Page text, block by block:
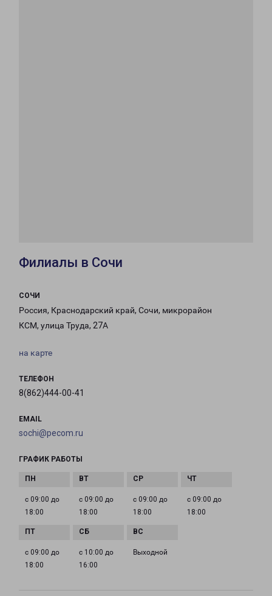
Филиалы в Сочи
СОЧИ
Россия, Краснодарский край, Сочи, микрорайон
КСМ, улица Труда, 27А
на карте
ТЕЛЕФОН
8(862)444-00-41
EMAIL
sochi@pecom.ru
ГРАФИК РАБОТЫ
с 09:00 до
18:00
с 09:00 до
18:00
с 09:00 до
18:00
с 09:00 до
18:00
с 09:00 до
18:00
с 10:00 до
16:00
Выходной